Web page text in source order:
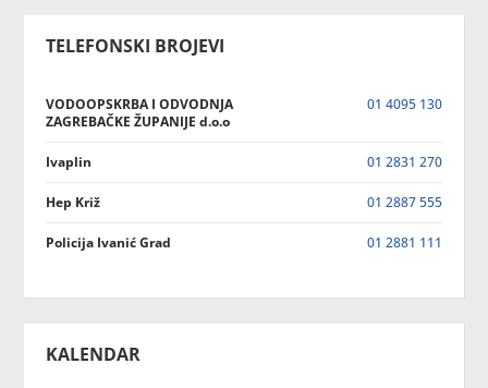
TELEFONSKI BROJEVI
VODOOPSKRBA I ODVODNJA
ZAGREBAČKE ŽUPANIJE d.o.o
01 4095 130
Ivaplin 01 2831 270
Hep Križ 01 2887 555
Policija Ivanić Grad 01 2881 111
KALENDAR